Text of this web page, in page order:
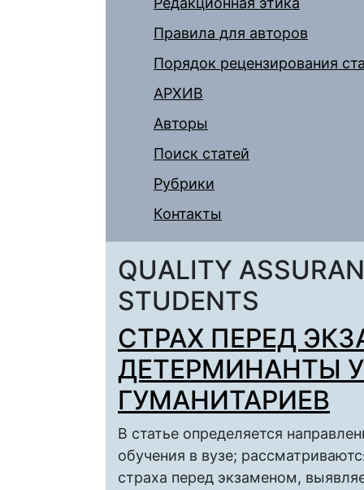
Правила для авторов
Порядок рецензирования
АРХИВ
Авторы
Поиск статей
Рубрики
Контакты
QUALITY
STUDENTS
СТРАХ ПЕРЕД
ДЕТЕРМИНАНТЫ
ГУМАНИТАРИЕВ
В статье определяется
обучения в вузе;
страха перед экзаменом,